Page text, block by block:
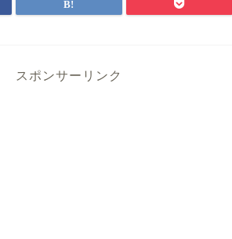
スポンサーリンク